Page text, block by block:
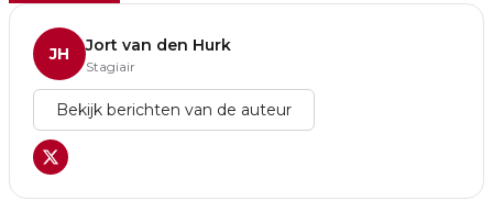
JH Jort van den Hurk
Stagiair
Bekijk berichten van de auteur